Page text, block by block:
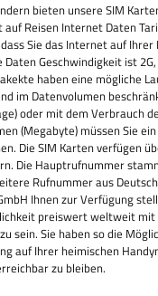
bieten unsere SIM
auf Reisen Internet Daten
Sie das Internet auf Ihrer
Daten Geschwindigkeit ist 2G,
haben eine mögliche
im Datenvolumen
oder mit dem Verbrauch
(Megabyte) müssen Sie
Die SIM Karten verfügen
Die Hauptrufnummer
Rufnummer aus
Ihnen zur Verfügung
preiswert weltweit mit
sein. Sie haben so die
auf Ihrer heimischen
zu bleiben.